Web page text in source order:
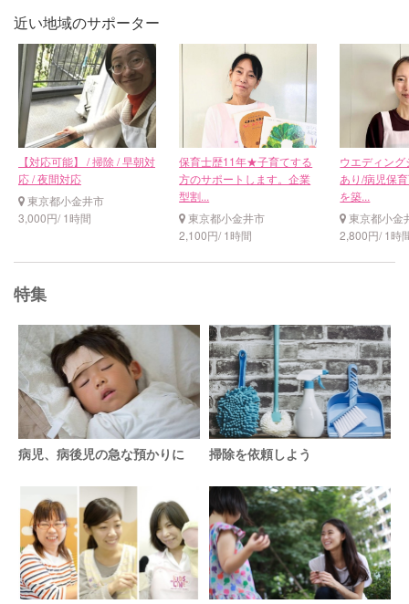
近い地域のサポーター
【対応可能】 / 掃除 / 早朝対
応 / 夜間対応
東京都小金井市
3,000円/ 1時間
保育士歴11年★子育てする
方のサポートします。企業
型割...
東京都小金井市
2,100円/ 1時間
ウエディン
あり/病児保
を築...
東京都小金
2,800円/ 1時
特集
病児、病後児の急な預かりに 掃除を依頼しよう